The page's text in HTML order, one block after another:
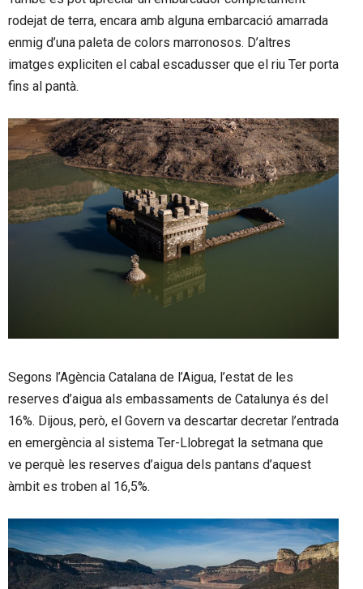
rodejat de terra, encara amb alguna embarcació amarrada
enmig d’una paleta de colors marronosos. D’altres
imatges expliciten el cabal escadusser que el riu Ter porta
fins al pantà.
Segons l’Agència Catalana de l’Aigua, l’estat de les
reserves d’aigua als embassaments de Catalunya és del
16%. Dijous, però, el Govern va descartar decretar l’entrada
en emergència al sistema Ter-Llobregat la setmana que
ve perquè les reserves d’aigua dels pantans d’aquest
àmbit es troben al 16,5%.